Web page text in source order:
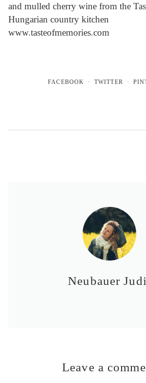
and mulled cherry wine from the
Hungarian country kitchen
www.tasteofmemories.com
FACEBOOK TWITTER
Neubauer
Leave a